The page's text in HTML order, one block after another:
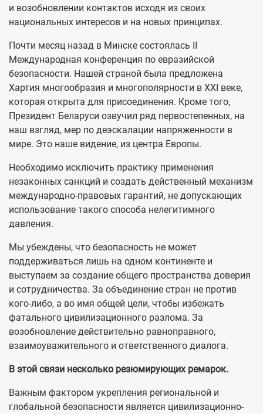
и возобновлении контактов исходя из своих
национальных интересов и на новых принципах.
Почти месяц назад в Минске состоялась II
Международная конференция по евразийской
безопасности. Нашей страной была предложена
Хартия многообразия и многополярности в XXI веке,
которая открыта для присоединения. Кроме того,
Президент Беларуси озвучил ряд первостепенных, на
наш взгляд, мер по деэскалации напряженности в
мире. Это наше видение, из центра Европы.
Необходимо исключить практику применения
незаконных санкций и создать действенный механизм
международно-правовых гарантий, не допускающих
использование такого способа нелегитимного
давления.
Мы убеждены, что безопасность не может
поддерживаться лишь на одном континенте и
выступаем за создание общего пространства доверия
и сотрудничества. За объединение стран не против
кого-либо, а во имя общей цели, чтобы избежать
фатального цивилизационного разлома. За
возобновление действительно равноправного,
взаимоуважительного и ответственного диалога.
В этой связи несколько резюмирующих ремарок.
Важным фактором укрепления региональной и
глобальной безопасности является цивилизационно-